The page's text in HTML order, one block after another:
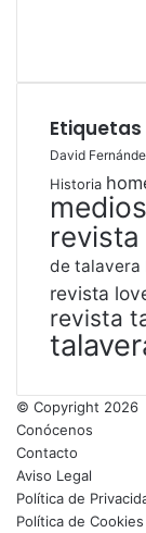
Etiquetas
David
Historia
revista
de talavera
revista
revista
© Copyright 2026
Conócenos
Contacto
Aviso Legal
Política de
Política de Cookies